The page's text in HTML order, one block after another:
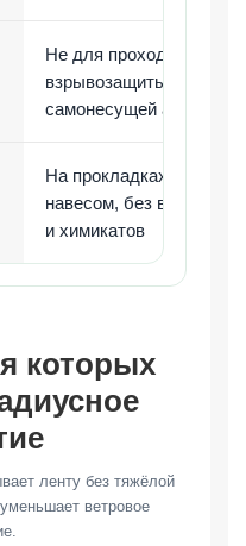
Не для прохода,
взрывозащиты и
самонесущей арки
На прокладках под
навесом, без воды
и химикатов
которых
ленту без тяжёлой
ветровое